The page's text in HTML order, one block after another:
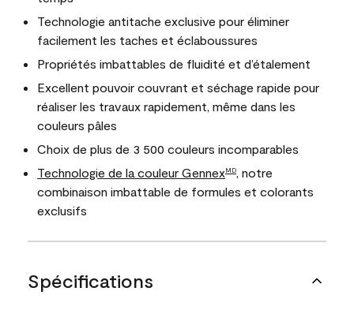
Technologie antitache exclusive pour éliminer
facilement les taches et éclaboussures
Propriétés imbattables de fluidité et d’étalement
Excellent pouvoir couvrant et séchage rapide pour
réaliser les travaux rapidement, même dans les
couleurs pâles
Choix de plus de 3 500 couleurs incomparables
Technologie de la couleur GennexMD
, notre
combinaison imbattable de formules et colorants
exclusifs
Spécifications